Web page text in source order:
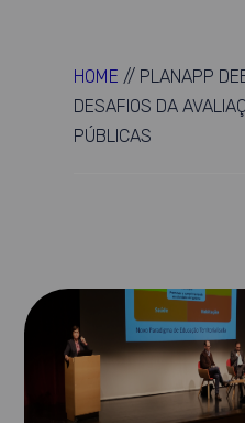
HOME // PLANAPP
DESAFIOS DA
PÚBLICAS